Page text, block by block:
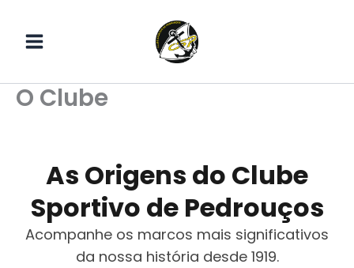
content
O Clube
As Origens do Clube
Sportivo de Pedrouços
Acompanhe os marcos mais significativos
da nossa história desde 1919.